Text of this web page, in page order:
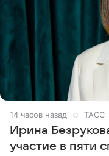
14 часов назад ТАСС
Ирина
участие в пяти